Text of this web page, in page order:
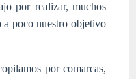
por realizar, muchos
a poco nuestro objetivo
por comarcas,